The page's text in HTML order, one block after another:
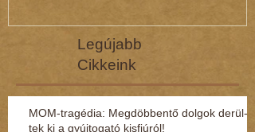
Legújabb
Cikkeink
MOM-tragédia: Megdöbbentő dol­gok de­rül­
tek ki a gyúj­to­gató kisfi­ú­ról!